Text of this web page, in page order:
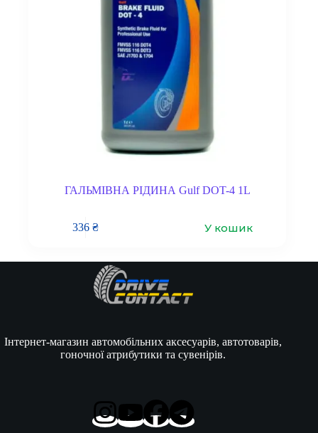
ГАЛЬМІВНА РІДИНА Gulf DOT-4 1L
336₴ У кошик
Інтернет-магазин автомобільних аксесуарів, автотоварів,
гоночної атрибутики та сувенірів.